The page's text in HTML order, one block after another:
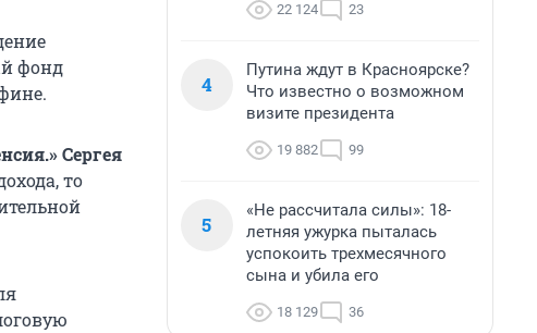
фонд
Сергея
то
22 124 23
4
Путина ждут в Красноярске?
Что известно о возможном
визите президента
19 882 99
5
«Не рассчитала силы»: 18-
летняя ужурка пыталась
успокоить трехмесячного
сына и убила его
18 129 36